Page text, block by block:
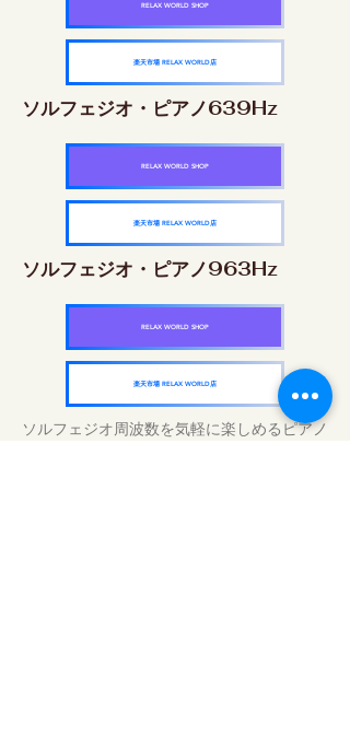
RELAX WORLD SHOP
楽天市場 RELAX WORLD店
ソルフェジオ・ピアノ639Hz
RELAX WORLD SHOP
楽天市場 RELAX WORLD店
ソルフェジオ・ピアノ963Hz
RELAX WORLD SHOP
楽天市場 RELAX WORLD店
ソルフェジオ周波数を気軽に楽しめるピアノ